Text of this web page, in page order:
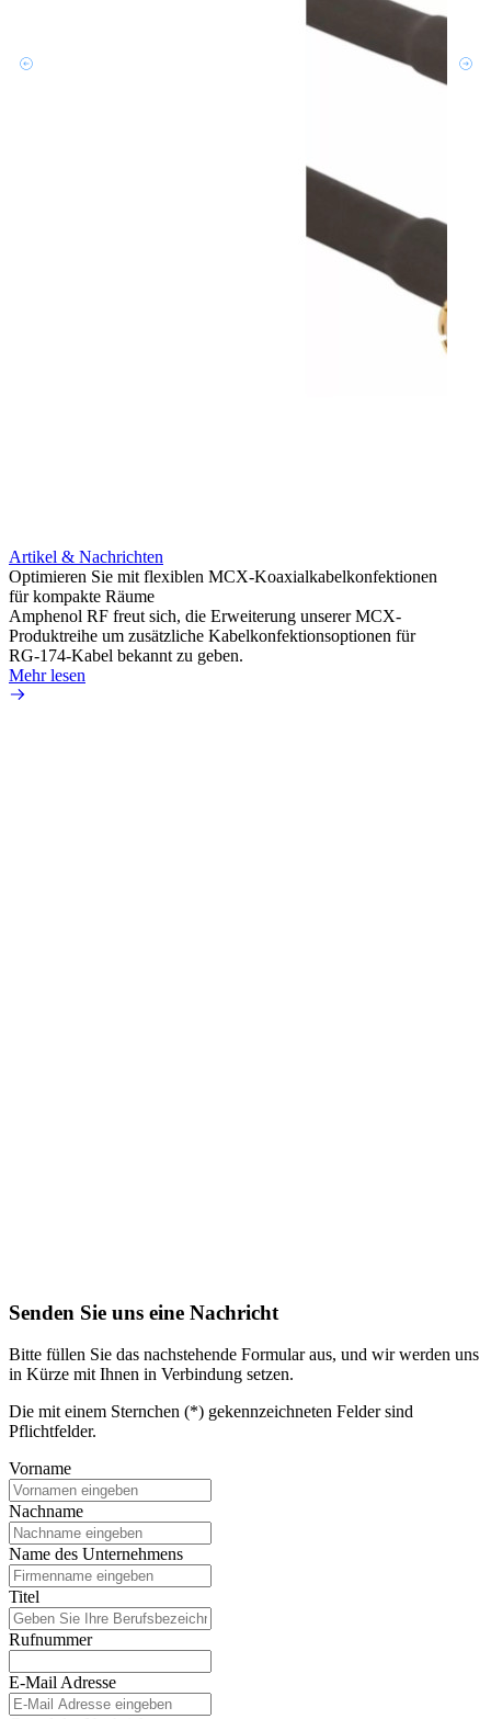
Artikel & Nachrichten
Optimieren Sie mit flexiblen MCX-Koaxialkabelkonfektionen
für kompakte Räume
Amphenol RF freut sich, die Erweiterung unserer MCX-
Produktreihe um zusätzliche Kabelkonfektionsoptionen für
RG-174-Kabel bekannt zu geben.
Mehr lesen
Senden Sie uns eine Nachricht
Bitte füllen Sie das nachstehende Formular aus, und wir werden uns
in Kürze mit Ihnen in Verbindung setzen.
Die mit einem Sternchen (*) gekennzeichneten Felder sind
Pflichtfelder.
Vorname
Nachname
Name des Unternehmens
Titel
Rufnummer
E-Mail Adresse